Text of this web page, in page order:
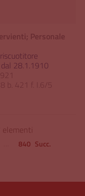
Personale
28.1.1910
b. 421 f. I.6/5
elementi
840 Succ.